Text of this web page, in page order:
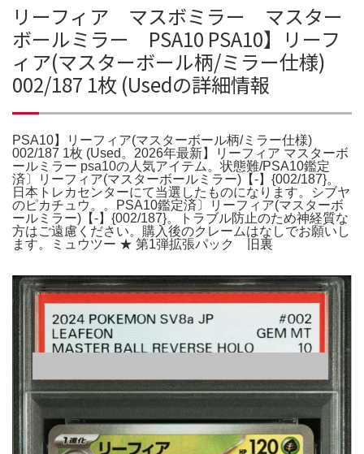
リーフィア マスボミラー マスター
ボールミラー PSA10 PSA10】リーフ
ィア(マスターボール柄/ミラー仕様)
002/187 1枚 (Usedの詳細情報
PSA10】リーフィア(マスターボール柄/ミラー仕様)
002/187 1枚 (Used。2026年最新】リーフィア マスターボ
ールミラー psa10の人気アイテム。状態難/PSA10鑑定
済〕リーフィア(マスターボールミラー)【-】{002/187}。
日本トレカセンターにて当選したものになります。シブヤ
のピカチュウ。。PSA10鑑定済〕リーフィア(マスターボ
ールミラー)【-】{002/187}。トラブル防止のため神経質な
方はご遠慮ください。購入後のクレームはなしでお願いし
ます。ミュウツー ★ 第1弾拡張パック 旧裏